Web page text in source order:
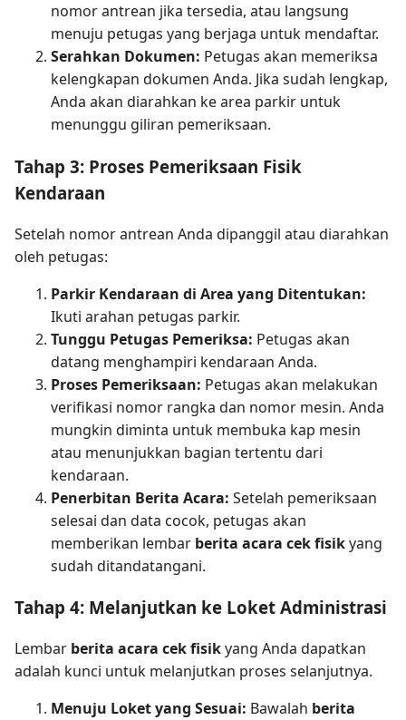
nomor antrean jika tersedia, atau langsung
menuju petugas yang berjaga untuk mendaftar.
Serahkan Dokumen: Petugas akan memeriksa
kelengkapan dokumen Anda. Jika sudah lengkap,
Anda akan diarahkan ke area parkir untuk
menunggu giliran pemeriksaan.
Tahap 3: Proses Pemeriksaan Fisik
Kendaraan
Setelah nomor antrean Anda dipanggil atau diarahkan
oleh petugas:
Parkir Kendaraan di Area yang Ditentukan:
Ikuti arahan petugas parkir.
Tunggu Petugas Pemeriksa: Petugas akan
datang menghampiri kendaraan Anda.
Proses Pemeriksaan: Petugas akan melakukan
verifikasi nomor rangka dan nomor mesin. Anda
mungkin diminta untuk membuka kap mesin
atau menunjukkan bagian tertentu dari
kendaraan.
Penerbitan Berita Acara: Setelah pemeriksaan
selesai dan data cocok, petugas akan
memberikan lembar berita acara cek fisikyang
sudah ditandatangani.
Tahap 4: Melanjutkan ke Loket Administrasi
Lembar berita acara cek fisikyang Anda dapatkan
adalah kunci untuk melanjutkan proses selanjutnya.
Menuju Loket yang Sesuai: Bawalah berita